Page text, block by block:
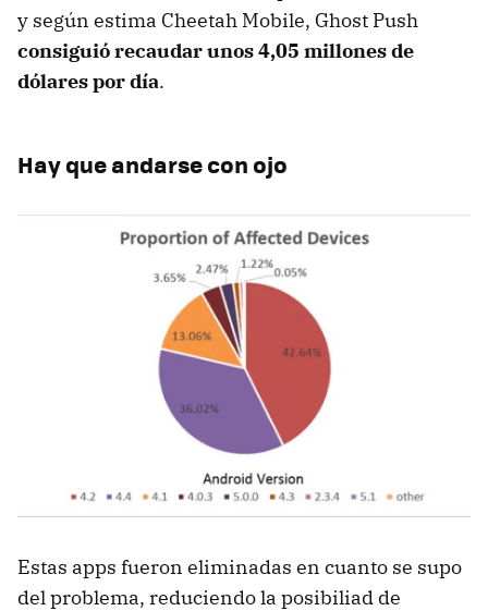
y según estima Cheetah Mobile, Ghost Push
consiguió recaudar unos 4,05 millones de
dólares por día.
Hay que andarse con ojo
Estas apps fueron eliminadas en cuanto se supo
del problema, reduciendo la posibiliad de